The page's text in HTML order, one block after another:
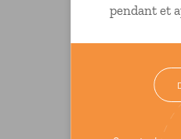
pendant et